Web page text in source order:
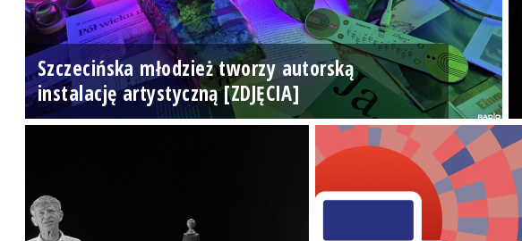
Szczecińska młodzież tworzy autorską
instalację artystyczną [ZDJĘCIA]